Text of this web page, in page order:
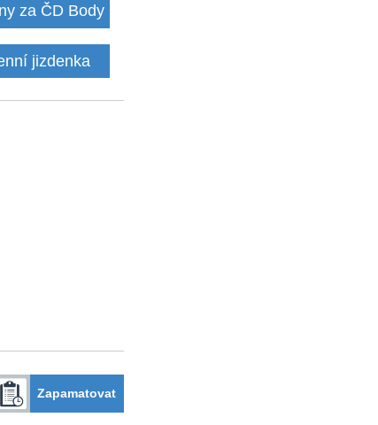
za ČD Body
jizdenka
Zapamatovat